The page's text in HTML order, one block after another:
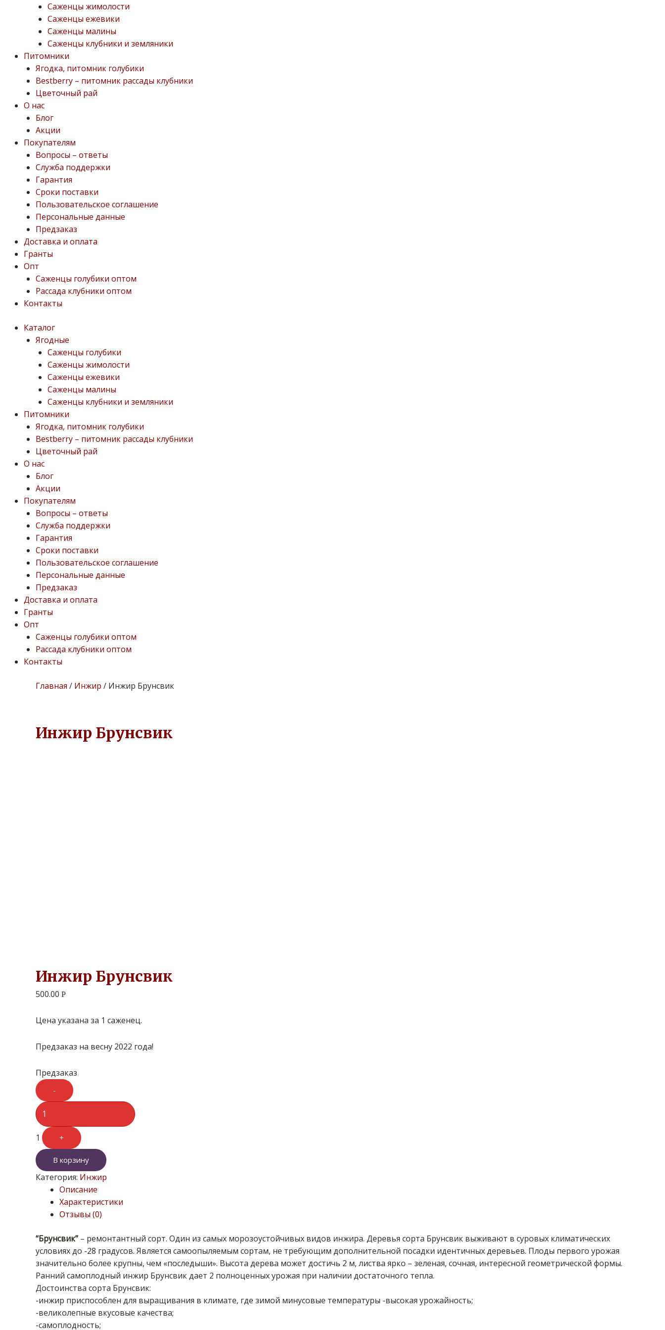
Саженцы жимолости
Саженцы ежевики
Саженцы малины
Саженцы клубники и земляники
Питомники
Ягодка, питомник голубики
Bestberry – питомник рассады клубники
Цветочный рай
О нас
Блог
Акции
Покупателям
Вопросы – ответы
Служба поддержки
Гарантия
Сроки поставки
Пользовательское соглашение
Персональные данные
Предзаказ
Доставка и оплата
Гранты
Опт
Саженцы голубики оптом
Рассада клубники оптом
Контакты
Каталог
Ягодные
Саженцы голубики
Саженцы жимолости
Саженцы ежевики
Саженцы малины
Саженцы клубники и земляники
Питомники
Ягодка, питомник голубики
Bestberry – питомник рассады клубники
Цветочный рай
О нас
Блог
Акции
Покупателям
Вопросы – ответы
Служба поддержки
Гарантия
Сроки поставки
Пользовательское соглашение
Персональные данные
Предзаказ
Доставка и оплата
Гранты
Опт
Саженцы голубики оптом
Рассада клубники оптом
Контакты
Главная / Инжир / Инжир Брунсвик
Инжир Брунсвик
Инжир Брунсвик
500.00 Р
Цена указана за 1 саженец.
Предзаказ на весну 2022 года!
Предзаказ
Quantity
-
1 +
В корзину
Категория: Инжир
Описание
Характеристики
Отзывы (0)
“Брунсвик” – ремонтантный сорт. Один из самых морозоустойчивых видов инжира. Деревья сорта Брунсвик выживают в суровых климатических
условиях до -28 градусов. Является самоопыляемым сортам, не требующим дополнительной посадки идентичных деревьев. Плоды первого урожая
значительно более крупны, чем «последыши». Высота дерева может достичь 2 м, листва ярко – зеленая, сочная, интересной геометрической формы.
Ранний самоплодный инжир Брунсвик дает 2 полноценных урожая при наличии достаточного тепла.
Достоинства сорта Брунсвик:
-инжир приспособлен для выращивания в климате, где зимой минусовые температуры -высокая урожайность;
-великолепные вкусовые качества;
-самоплодность;